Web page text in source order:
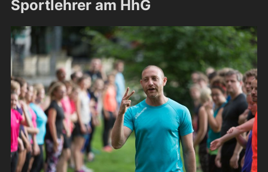
Sportlehrer am HhG